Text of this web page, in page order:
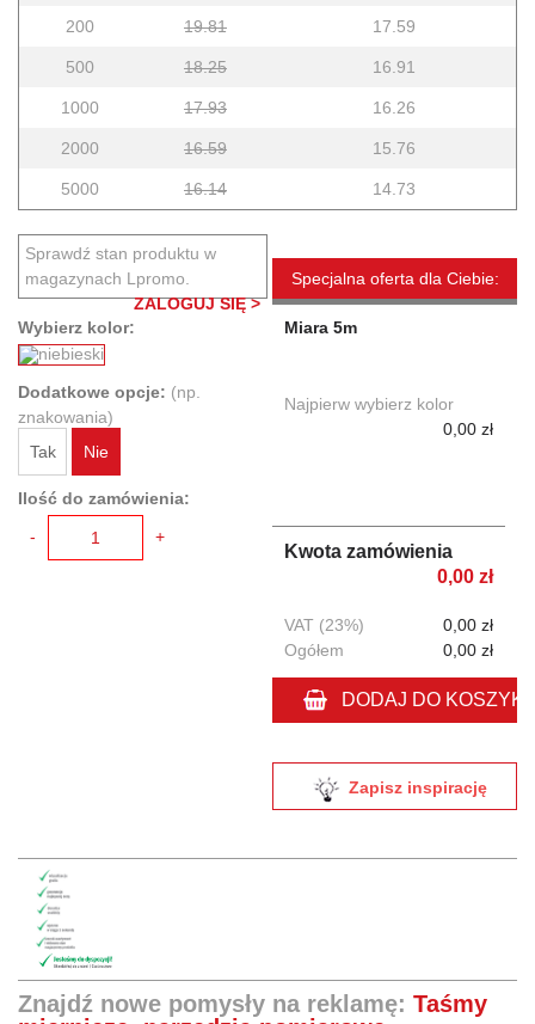
200 19.81 17.59
500 18.25 16.91
1000 17.93 16.26
2000 16.59 15.76
5000 16.14 14.73
Sprawdź stan produktu w
magazynach Lpromo.
ZALOGUJ SIĘ >
Wybierz kolor:
Dodatkowe opcje: (np.
znakowania)
Tak
Nie
Ilość do zamówienia:
-
+
Specjalna oferta dla Ciebie:
Miara 5m
Najpierw wybierz kolor
0,00 zł
Kwota zamówienia
0,00 zł
VAT (23%)
0,00 zł
Ogółem
0,00 zł
DODAJ DO
Zapisz inspirację
Znajdź nowe pomysły na reklamę: Taśmy